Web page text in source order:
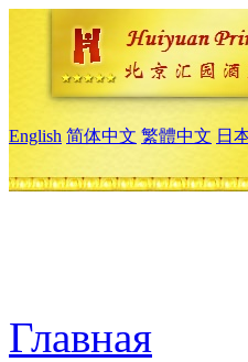
English 简体中文 繁體中文 日
Главная